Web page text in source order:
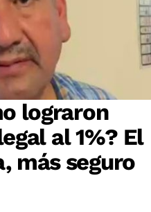
lograron
al 1%? El
más seguro